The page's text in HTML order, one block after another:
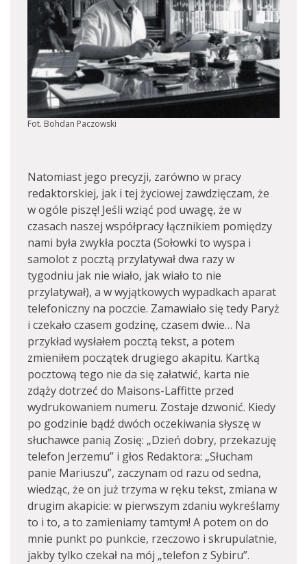
Fot. Bohdan Paczowski
Natomiast jego precyzji, zarówno w pracy
redaktorskiej, jak i tej życiowej zawdzięczam, że
w ogóle piszę! Jeśli wziąć pod uwagę, że w
czasach naszej współpracy łącznikiem pomiędzy
nami była zwykła poczta (Sołowki to wyspa i
samolot z pocztą przylatywał dwa razy w
tygodniu jak nie wiało, jak wiało to nie
przylatywał), a w wyjątkowych wypadkach aparat
telefoniczny na poczcie. Zamawiało się tedy Paryż
i czekało czasem godzinę, czasem dwie… Na
przykład wysłałem pocztą tekst, a potem
zmieniłem początek drugiego akapitu. Kartką
pocztową tego nie da się załatwić, karta nie
zdąży dotrzeć do Maisons-Laffitte przed
wydrukowaniem numeru. Zostaje dzwonić. Kiedy
po godzinie bądź dwóch oczekiwania słyszę w
słuchawce panią Zosię: „Dzień dobry, przekazuję
telefon Jerzemu” i głos Redaktora: „Słucham
panie Mariuszu”, zaczynam od razu od sedna,
wiedząc, że on już trzyma w ręku tekst, zmiana w
drugim akapicie: w pierwszym zdaniu wykreślamy
to i to, a to zamieniamy tamtym! A potem on do
mnie punkt po punkcie, rzeczowo i skrupulatnie,
jakby tylko czekał na mój „telefon z Sybiru”.